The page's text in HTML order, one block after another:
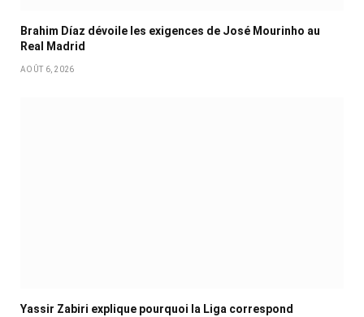
Brahim Díaz dévoile les exigences de José Mourinho au
Real Madrid
AOÛT 6, 2026
Yassir Zabiri explique pourquoi la Liga correspond